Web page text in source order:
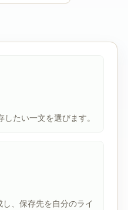
たい一文を選びます。
、保存先を自分のライ